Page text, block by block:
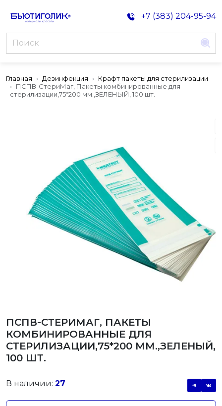
+7 (383) 204-95-94
Главная Дезинфекция
Крафт пакеты для стерилизации
ПСПВ-СтериМаг, Пакеты комбинированные для
стерилизации,75*200 мм.,ЗЕЛЕНЫЙ, 100 шт.
ПСПВ-СТЕРИМАГ, ПАКЕТЫ
КОМБИНИРОВАННЫЕ ДЛЯ
СТЕРИЛИЗАЦИИ,75*200 ММ.,ЗЕЛЕНЫЙ,
100 ШТ.
В наличии: 27